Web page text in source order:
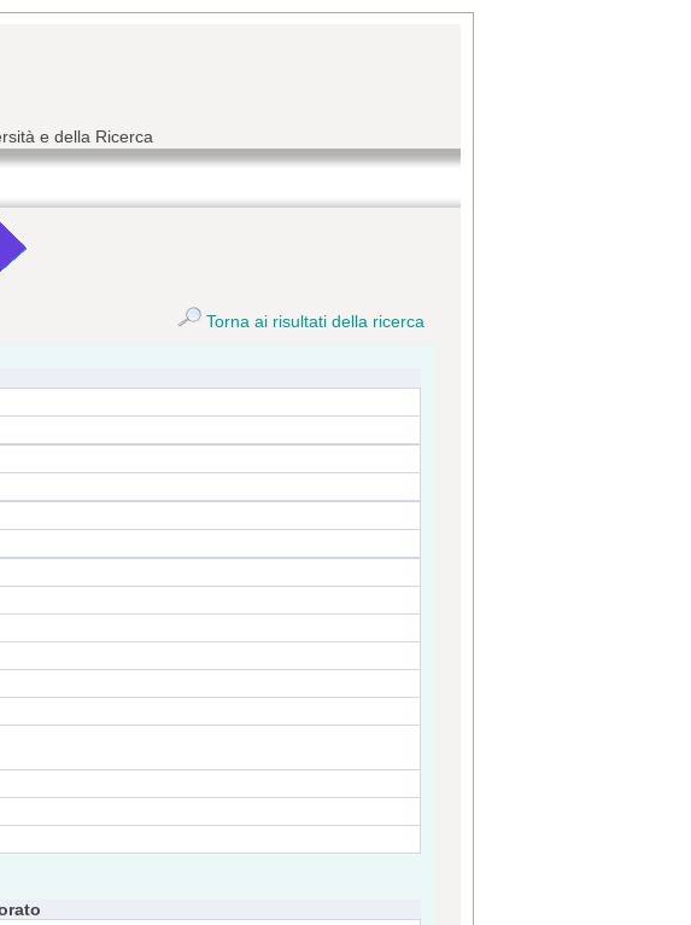
e della Ricerca
Torna ai risultati della ricerca